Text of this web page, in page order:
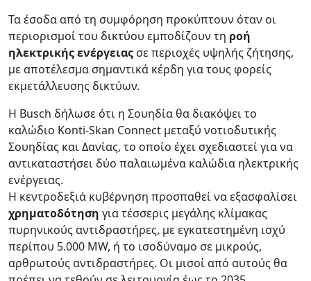
Τα έσοδα από τη συμφόρηση προκύπτουν όταν οι
περιορισμοί του δικτύου εμποδίζουν τη ροή
ηλεκτρικής ενέργειας σε περιοχές υψηλής ζήτησης,
με αποτέλεσμα σημαντικά κέρδη για τους φορείς
εκμετάλλευσης δικτύων.
Η Busch δήλωσε ότι η Σουηδία θα διακόψει το
καλώδιο Konti-Skan Connect μεταξύ νοτιοδυτικής
Σουηδίας και Δανίας, το οποίο έχει σχεδιαστεί για να
αντικαταστήσει δύο παλαιωμένα καλώδια ηλεκτρικής
ενέργειας.
Η κεντροδεξιά κυβέρνηση προσπαθεί να εξασφαλίσει
χρηματοδότηση για τέσσερις μεγάλης κλίμακας
πυρηνικούς αντιδραστήρες, με εγκατεστημένη ισχύ
περίπου 5.000 MW, ή το ισοδύναμο σε μικρούς,
αρθρωτούς αντιδραστήρες. Οι μισοί από αυτούς θα